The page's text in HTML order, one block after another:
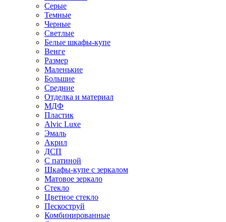
Серые
Темные
Черные
Светлые
Белые шкафы-купе
Венге
Размер
Маленькие
Большие
Средние
Отделка и материал
МДФ
Пластик
Alvic Luxe
Эмаль
Акрил
ДСП
С патиной
Шкафы-купе с зеркалом
Матовое зеркало
Стекло
Цветное стекло
Пескоструй
Комбинированные